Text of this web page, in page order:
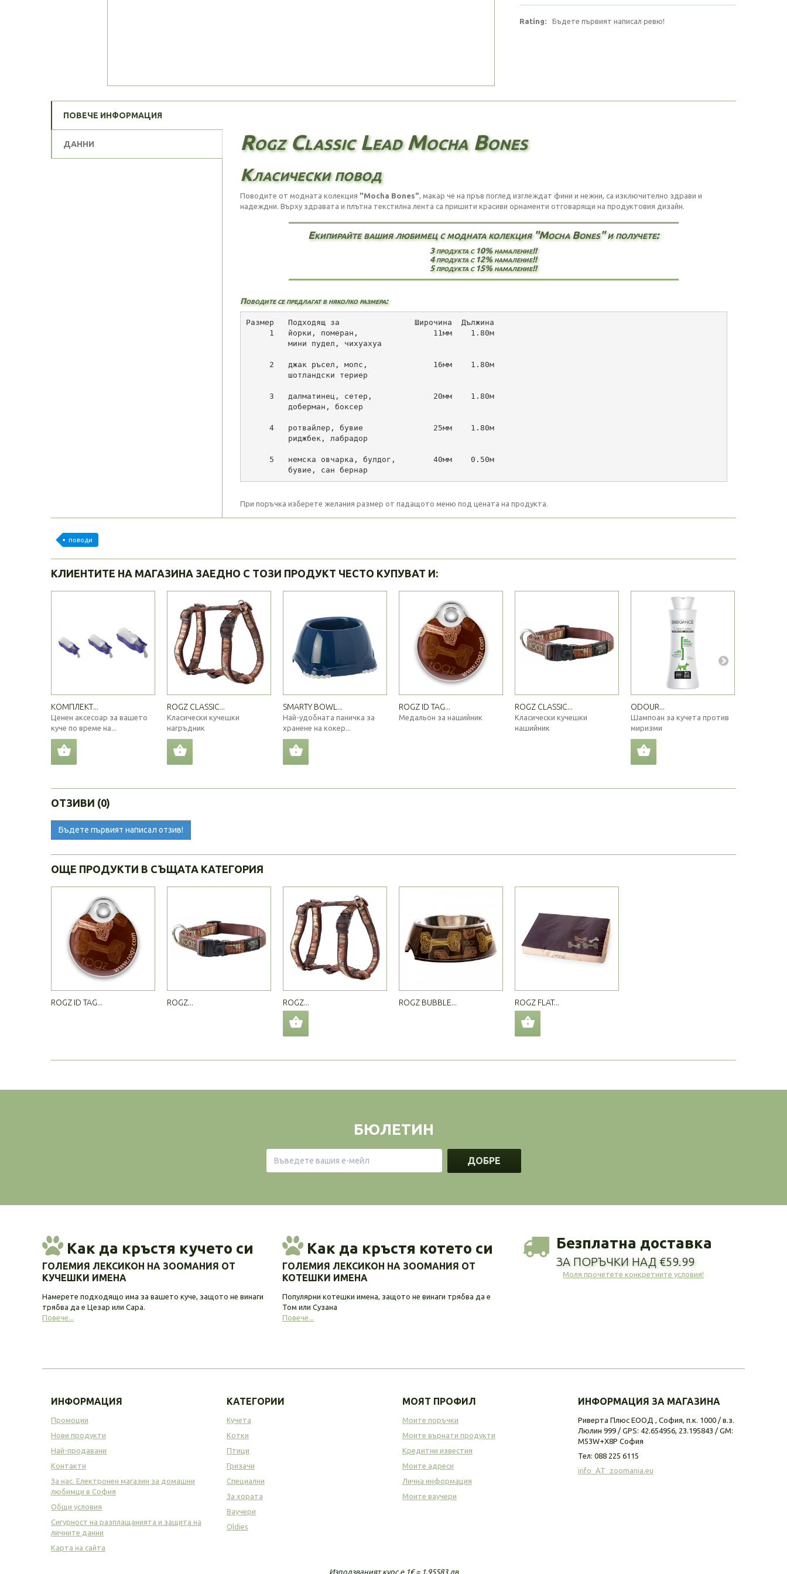
Rating: Бъдете първият написал ревю!
ПОВЕЧЕ ИНФОРМАЦИЯ
ДАННИ Rogz Classic Lead Mocha Bones
Класически повод
Поводите от модната колекция "Mocha Bones", макар че на пръв поглед изглеждат фини и нежни, са изключително здрави и
надеждни. Върху здравата и плътна текстилна лента са пришити красиви орнаменти отговарящи на продуктовия дизайн.
Екипирайте вашия любимец с модната колекция "Mocha Bones" и получете:
3 продукта с 10% намаление!!
4 продукта с 12% намаление!!
5 продукта с 15% намаление!!
Поводите се предлагат в няколко размера:
Размер   Подходящ за                Широчина  Дължина
     1   йорки, померан,                11мм    1.80м
         мини пудел, чихуахуа
     2   джак ръсел, мопс,              16мм    1.80м
         шотландски териер
     3   далматинец, сетер,             20мм    1.80м
         доберман, боксер
     4   ротвайлер, бувие               25мм    1.80м
         риджбек, лабрадор
     5   немска овчарка, булдог,        40мм    0.50м
         бувие, сан бернар
При поръчка изберете желания размер от падащото меню под цената на продукта.
поводи
КЛИЕНТИТЕ НА МАГАЗИНА ЗАЕДНО С ТОЗИ ПРОДУКТ ЧЕСТО КУПУВАТ И:
КОМПЛЕКТ...
Ценен аксесоар за вашето
куче по време на...
ROGZ CLASSIC...
Класически кучешки
нагръдник
SMARTY BOWL...
Най-удобната паничка за
хранене на кокер...
ROGZ ID TAG...
Медальон за нашийник
ROGZ CLASSIC...
Класически кучешки
нашийник
ODOUR...
Шампоан за кучета против
миризми
ОТЗИВИ (0)
Бъдете първият написал отзив!
ОЩЕ ПРОДУКТИ В СЪЩАТА КАТЕГОРИЯ
ROGZ ID TAG... ROGZ... ROGZ... ROGZ BUBBLE... ROGZ FLAT...
БЮЛЕТИН
ДОБРЕ
Как да кръстя кучето си
ГОЛЕМИЯ ЛЕКСИКОН НА ЗООМАНИЯ ОТ
КУЧЕШКИ ИМЕНА
Намерете подходящо има за вашето куче, защото не винаги
трябва да е Цезар или Сара.
Повече...
Как да кръстя котето си
ГОЛЕМИЯ ЛЕКСИКОН НА ЗООМАНИЯ ОТ
КОТЕШКИ ИМЕНА
Популярни котешки имена, защото не винаги трябва да е
Том или Сузана
Повече...
Безплатна доставка
ЗА ПОРЪЧКИ НАД €59.99
Моля прочетете конкретните условия!
ИНФОРМАЦИЯ
Промоции
Нови продукти
Най-продавани
Контакти
За нас. Електронен магазин за домашни
любимци в София
Общи условия
Сигурност на разплащанията и защита на
личните данни
Карта на сайта
КАТЕГОРИИ
Кучета
Котки
Птици
Гризачи
Специални
За хората
Ваучери
Oldies
МОЯТ ПРОФИЛ
Моите поръчки
Моите върнати продукти
Кредитни известия
Моите адреси
Лична информация
Моите ваучери
ИНФОРМАЦИЯ ЗА МАГАЗИНА
Риверта Плюс ЕООД , София, п.к. 1000 / в.з.
Люлин 999 / GPS: 42.654956, 23.195843 / GM:
M53W+X8P София
Тел: 088 225 6115
info_AT_zoomania.eu
Използваният курс е 1€ = 1.95583 лв